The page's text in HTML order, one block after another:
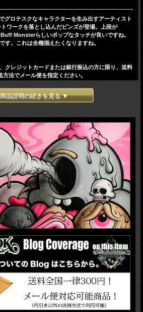
グロテスクなキャラクターを生み出すアーティスト
ワークを落とし込んだピンズが登場。上段が
Monsterらしいポップなタッチが良いですね。
す。これは全種揃えたくなりますね。
クレジットカードまたは銀行振込の方に限り、送料
法でメール便を指定ください。
品説明の続きを見る ▼